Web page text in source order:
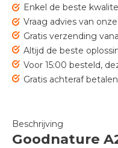
Enkel de beste
Vraag advies van
Gratis verzending
Altijd de beste
Voor 15:00 besteld,
Gratis achteraf
Beschrijving
Goodnature